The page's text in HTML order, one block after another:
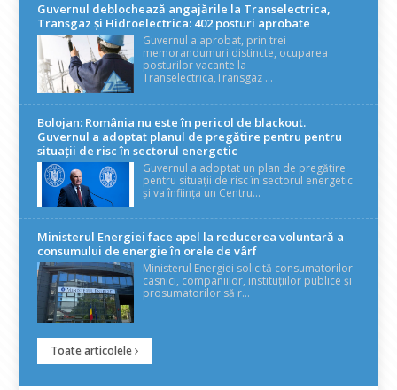
Guvernul deblochează angajările la Transelectrica,
Transgaz și Hidroelectrica: 402 posturi aprobate
Guvernul a aprobat, prin trei
memorandumuri distincte, ocuparea
posturilor vacante la
Transelectrica,Transgaz ...
Bolojan: România nu este în pericol de blackout.
Guvernul a adoptat planul de pregătire pentru pentru
situații de risc în sectorul energetic
Guvernul a adoptat un plan de pregătire
pentru situații de risc în sectorul energetic
și va înființa un Centru...
Ministerul Energiei face apel la reducerea voluntară a
consumului de energie în orele de vârf
Ministerul Energiei solicită consumatorilor
casnici, companiilor, instituțiilor publice și
prosumatorilor să r...
Toate articolele